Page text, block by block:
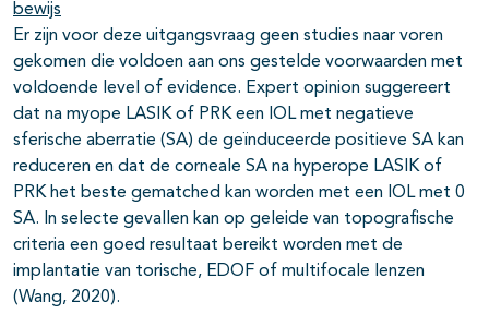
bewijs
Er zijn voor deze uitgangsvraag geen studies naar voren
gekomen die voldoen aan ons gestelde voorwaarden met
voldoende level of evidence. Expert opinion suggereert
dat na myope LASIK of PRK een IOL met negatieve
sferische aberratie (SA) de geïnduceerde positieve SA kan
reduceren en dat de corneale SA na hyperope LASIK of
PRK het beste gematched kan worden met een IOL met 0
SA. In selecte gevallen kan op geleide van topografische
criteria een goed resultaat bereikt worden met de
implantatie van torische, EDOF of multifocale lenzen
(Wang, 2020).